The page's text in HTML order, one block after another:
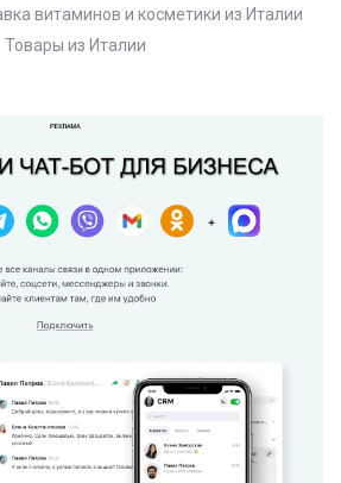
витаминов и косметики из Италии
Товары из Италии